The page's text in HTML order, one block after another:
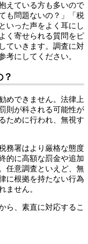
えている方も多いので
も問題ないの？」「税
いった声をよく耳にし
く寄せられる質問をピ
ていきます。調査に対
考にしてください。
めできません。法律上
則が科される可能性が
ために行われ、無視す
務署はより厳格な態度
的に高額な罰金や追加
任意調査といえど、無
に根拠を持たない行為
ません。
ら、素直に対応するこ